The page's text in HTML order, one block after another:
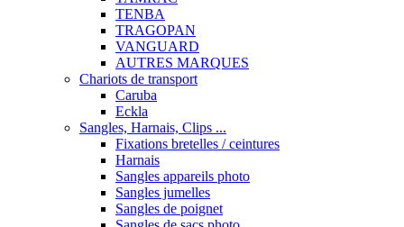
TENBA
TRAGOPAN
VANGUARD
AUTRES MARQUES
Chariots de transport
Caruba
Eckla
Sangles, Harnais, Clips ...
Fixations bretelles / ceintures
Harnais
Sangles appareils photo
Sangles jumelles
Sangles de poignet